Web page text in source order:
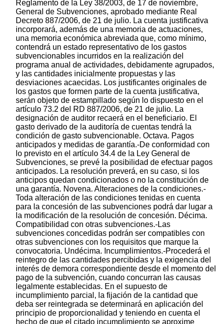
Reglamento de la Ley 38/2003, de 17 de noviembre,
General de Subvenciones, aprobado mediante Real
Decreto 887/2006, de 21 de julio. La cuenta justificativa
incorporará, además de una memoria de actuaciones,
una memoria económica abreviada que, como mínimo,
contendrá un estado representativo de los gastos
subvencionables incurridos en la realización del
programa anual de actividades, debidamente agrupados,
y las cantidades inicialmente propuestas y las
desviaciones acaecidas. Los justificantes originales de
los gastos que formen parte de la cuenta justificativa,
serán objeto de estampillado según lo dispuesto en el
artículo 73.2 del RD 887/2006, de 21 de julio. La
designación de auditor recaerá en el beneficiario. El
gasto derivado de la auditoría de cuentas tendrá la
condición de gasto subvencionable. Octava. Pagos
anticipados y medidas de garantía.-De conformidad con
lo previsto en el artículo 34.4 de la Ley General de
Subvenciones, se prevé la posibilidad de efectuar pagos
anticipados. La resolución preverá, en su caso, si los
anticipos quedan condicionados o no la constitución de
una garantía. Novena. Alteraciones de la condiciones.-
Toda alteración de las condiciones tenidas en cuenta
para la concesión de las subvenciones podrá dar lugar a
la modificación de la resolución de concesión. Décima.
Compatibilidad con otras subvenciones.-Las
subvenciones concedidas podrán ser compatibles con
otras subvenciones con los requisitos que marque la
convocatoria. Undécima. Incumplimientos.-Procederá el
reintegro de las cantidades percibidas y la exigencia del
interés de demora correspondiente desde el momento del
pago de la subvención, cuando concurran las causas
legalmente establecidas. En el supuesto de
incumplimiento parcial, la fijación de la cantidad que
deba ser reintegrada se determinará en aplicación del
principio de proporcionalidad y teniendo en cuenta el
hecho de que el citado incumplimiento se aproxime